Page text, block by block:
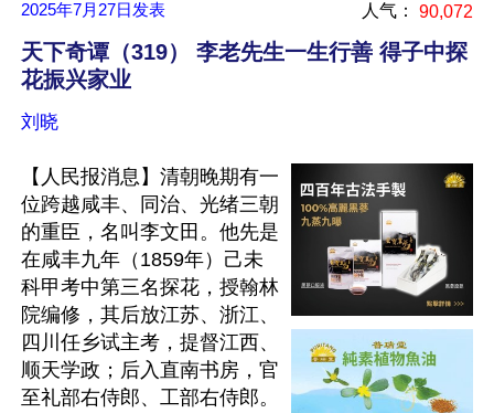
2025年7月27日 发表 人气： 90,072
天下奇谭（319） 李老先生一生行善 得子中探
花振兴家业
刘晓
【人民报消息】清朝晚期有一
位跨越咸丰、同治、光绪三朝
的重臣，名叫李文田。他先是
在咸丰九年（1859年）己未
科甲考中第三名探花，授翰林
院编修，其后放江苏、浙江、
四川任乡试主考，提督江西、
顺天学政；后入直南书房，官
至礼部右侍郎、工部右侍郎。